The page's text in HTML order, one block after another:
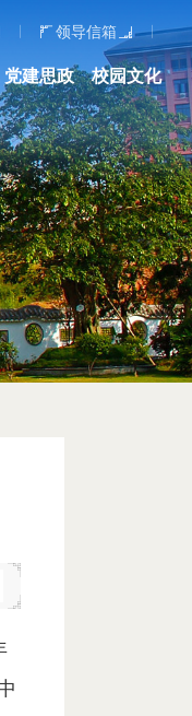
领导信箱
党建思政 校园文化